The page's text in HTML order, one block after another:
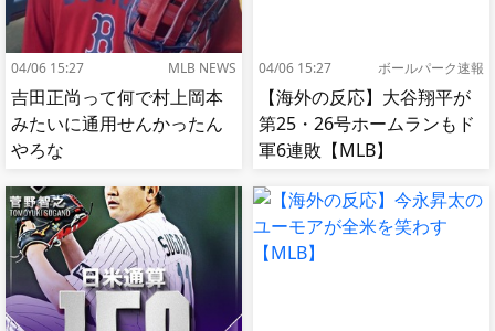
04/06 15:27 MLB NEWS
吉田正尚って何で村上岡本
みたいに通用せんかったん
やろな
04/06 15:27 ボールパーク速報
【海外の反応】大谷翔平が
第25・26号ホームランもド
軍6連敗【MLB】